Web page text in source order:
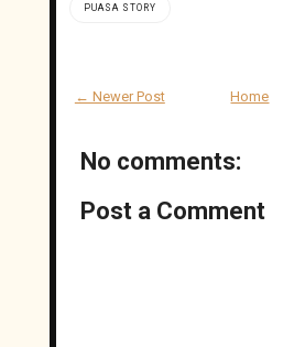
PUASA STORY
← Newer Post Home
No comments:
Post a Comment